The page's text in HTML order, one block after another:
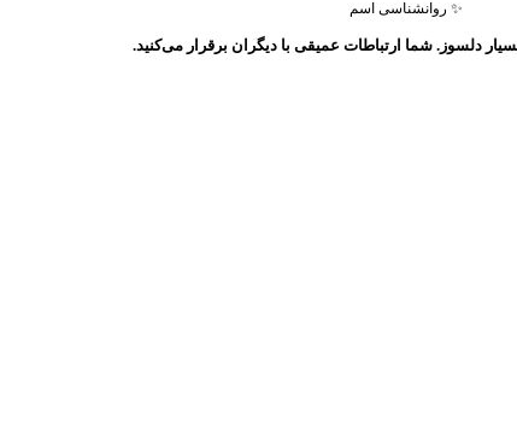
✨ روانشناسی اسم
دلسوز. شما ارتباطات عمیقی با دیگران برقرار می‌کنید.